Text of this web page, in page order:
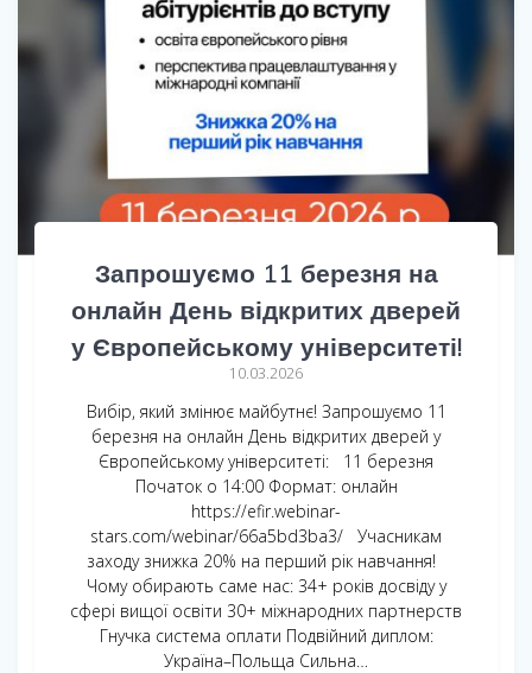
Запрошуємо 11 березня на
онлайн День відкритих дверей
у Європейському університеті!
10.03.2026
Вибір, який змінює майбутнє! Запрошуємо 11
березня на онлайн День відкритих дверей у
Європейському університеті: 11 березня
Початок о 14:00 Формат: онлайн
https://efir.webinar-
stars.com/webinar/66a5bd3ba3/ Учасникам
заходу знижка 20% на перший рік навчання!
Чому обирають саме нас: 34+ років досвіду у
сфері вищої освіти 30+ міжнародних партнерств
Гнучка система оплати Подвійний диплом:
Україна–Польща Сильна…